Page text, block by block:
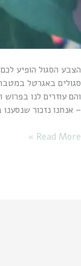
הצבע הסגול הופיע
סגולים באגרטל
והם עוזרים לנו
– אנחנו נזכור
Read More »